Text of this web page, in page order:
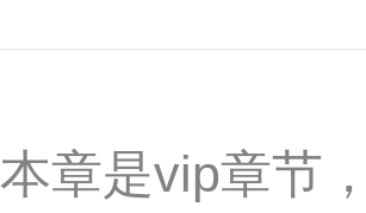
本章是vip章节